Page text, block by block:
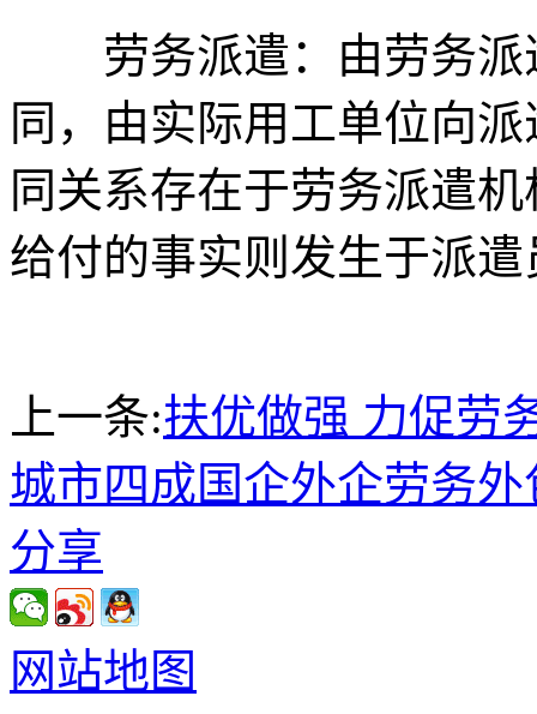
劳务派遣：由劳务派
同，由实际用工单位向
同关系存在于劳务派遣
给付的事实则发生于派
上一条:扶优做强 力促劳
城市四成国企外企劳务
分享
网站地图